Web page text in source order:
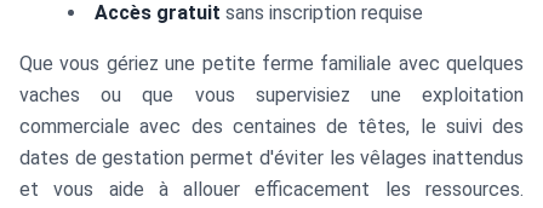
Accès gratuit sans inscription requise
Que vous gériez une petite ferme familiale avec quelques
vaches ou que vous supervisiez une exploitation
commerciale avec des centaines de têtes, le suivi des
dates de gestation permet d'éviter les vêlages inattendus
et vous aide à allouer efficacement les ressources.